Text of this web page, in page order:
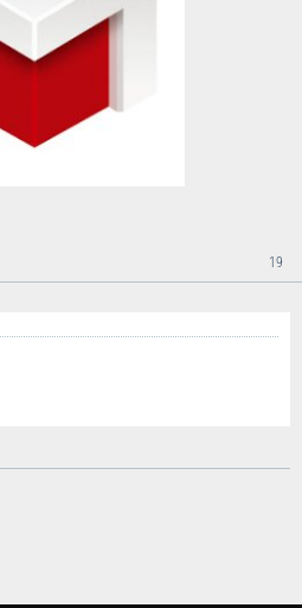
19